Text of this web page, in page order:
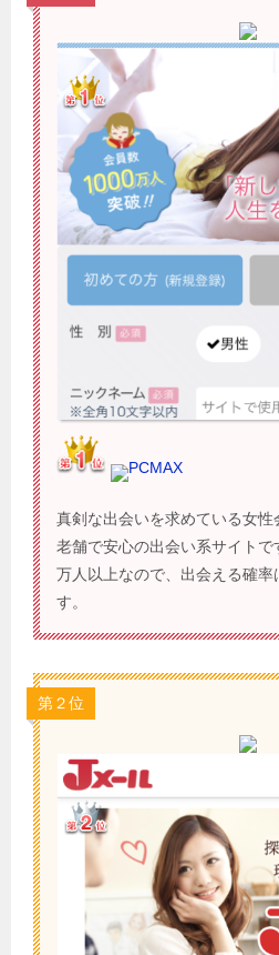
PCMAX
真剣な出会いを求めている女
老舗で安心の出会い系サイト
万人以上なので、出会える確率
す。
第２位